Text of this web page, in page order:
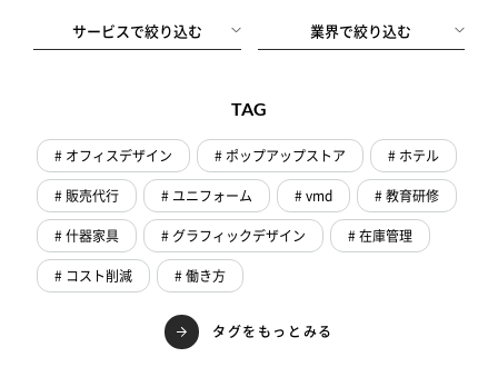
サービスで絞り込む 業界で絞り込む
TAG
# オフィスデザイン # ポップアップストア
# ホテル
# 販売代行
# ユニフォーム # vmd
# 教育研修
# 什器家具
# グラフィックデザイン
# 在庫管理
# コスト削減
# 働き方
タグをもっとみる